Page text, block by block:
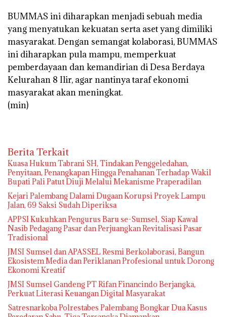
BUMMAS ini diharapkan menjadi sebuah media
yang menyatukan kekuatan serta aset yang dimiliki
masyarakat. Dengan semangat kolaborasi, BUMMAS
ini diharapkan pula mampu, memperkuat
pemberdayaan dan kemandirian di Desa Berdaya
Kelurahan 8 Ilir, agar nantinya taraf ekonomi
masyarakat akan meningkat.
(min)
Berita Terkait
‎Kuasa Hukum Tabrani SH, Tindakan Penggeledahan,
Penyitaan, Penangkapan Hingga Penahanan Terhadap Wakil
Bupati Pali Patut Diuji Melalui Mekanisme Praperadilan
Kejari Palembang Dalami Dugaan Korupsi Proyek Lampu
Jalan, 69 Saksi Sudah Diperiksa
APPSI Kukuhkan Pengurus Baru se-Sumsel, Siap Kawal
Nasib Pedagang Pasar dan Perjuangkan Revitalisasi Pasar
Tradisional
JMSI Sumsel dan APASSEL Resmi Berkolaborasi, Bangun
Ekosistem Media dan Periklanan Profesional untuk Dorong
Ekonomi Kreatif
JMSI Sumsel Gandeng PT Rifan Financindo Berjangka,
Perkuat Literasi Keuangan Digital Masyarakat
Satresnarkoba Polrestabes Palembang Bongkar Dua Kasus